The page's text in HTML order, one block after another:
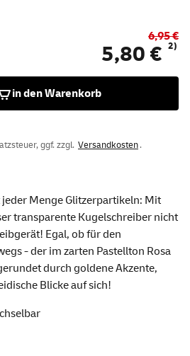
6,95 €
5,80 € 2)
in den Warenkorb
ggf. zzgl. Versandkosten.
Menge Glitzerpartikeln: Mit
transparente Kugelschreiber nicht
Egal, ob für den
- der im zarten Pastellton Rosa
durch goldene Akzente,
Blicke auf sich!